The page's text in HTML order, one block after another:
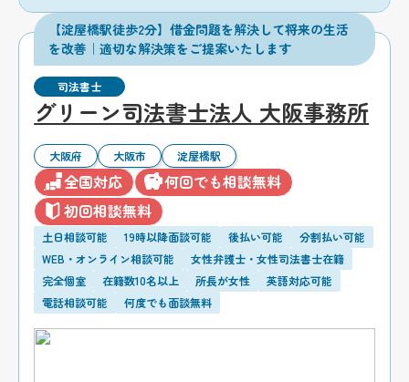
【淀屋橋駅徒歩2分】借金問題を解決して将来の生活
を改善｜適切な解決策をご提案いたします
司法書士
グリーン司法書士法人 大阪事務所
大阪府 大阪市 淀屋橋駅
全国対応
何回でも相談無料
初回相談無料
土日相談可能 19時以降面談可能 後払い可能
分割払い可能
WEB・オンライン相談可能
女性弁護士・女性司法書士在籍
完全個室
在籍数10名以上 所長が女性
英語対応可能
電話相談可能
何度でも面談無料